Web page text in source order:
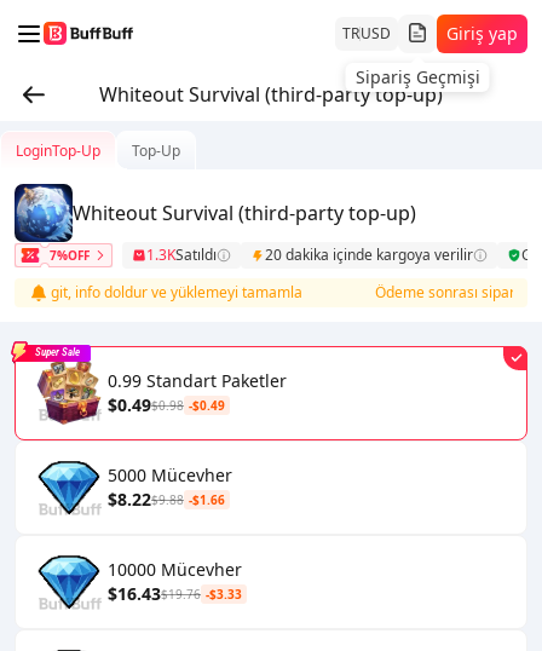
TRUSD
Sipariş Geçmişi
Giriş yap
Whiteout Survival (third-party top-up)
LoginTop-Up Top-Up
Whiteout Survival (third-party top-up)
7%OFF 1.3KSatıldı 20 dakika içinde kargoya verilir
git, info doldur ve yüklemeyi tamamla
Ödeme sonrası sipariş
0.99 Standart Paketler
$0.49$0.98 -$0.49
Super Sale
5000 Mücevher
$8.22$9.88 -$1.66
10000 Mücevher
$16.43$19.76 -$3.33